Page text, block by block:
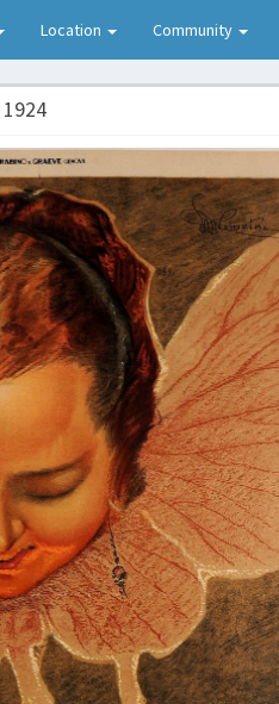
Location Community